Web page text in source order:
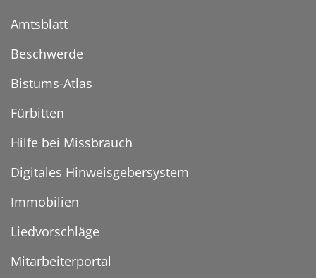
Amtsblatt
Beschwerde
Bistums-Atlas
Fürbitten
Hilfe bei Missbrauch
Digitales Hinweisgebersystem
Immobilien
Liedvorschläge
Mitarbeiterportal